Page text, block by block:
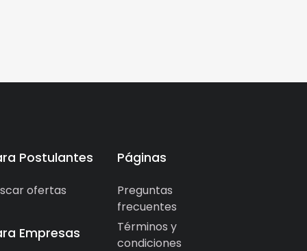
Postulantes
ofertas
Empresas
Páginas
Preguntas
frecuentes
Términos y
condiciones